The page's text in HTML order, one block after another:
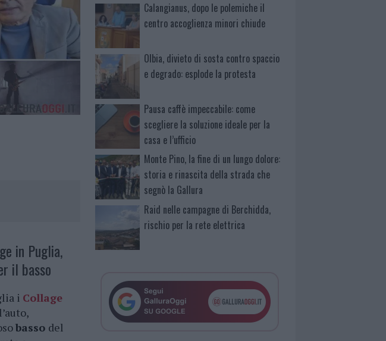
in Puglia,
il basso
i Collage
basso del
Calangianus, dopo le polemiche il
centro accoglienza minori chiude
Olbia, divieto di sosta contro spaccio
e degrado: esplode la protesta
Pausa caffè impeccabile: come
scegliere la soluzione ideale per la
casa e l’ufficio
Monte Pino, la fine di un lungo dolore:
storia e rinascita della strada che
segnò la Gallura
Raid nelle campagne di Berchidda,
rischio per la rete elettrica